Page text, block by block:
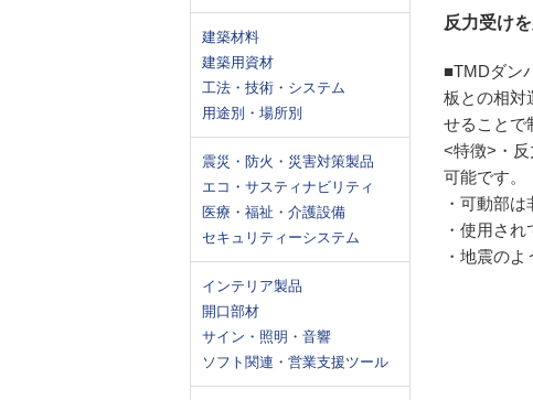
建築材料
建築用資材
工法・技術・システム
用途別・場所別
震災・防火・災害対策製品
エコ・サスティナビリティ
医療・福祉・介護設備
セキュリティーシステム
インテリア製品
開口部材
サイン・照明・音響
ソフト関連・営業支援ツール
反力受け
■TMDダン
板との相対
せることで
<特徴>・
可能です。
・可動部
・使用さ
・地震の